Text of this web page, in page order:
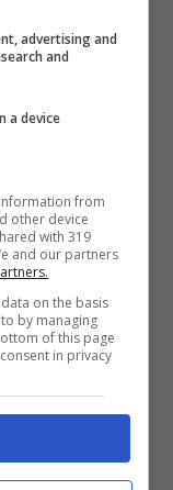
Torre
si
proprio
nel
elementi
di
advertising and
and
a device
from
other device
with 319
and our partners
on the basis
by managing
of this page
in privacy